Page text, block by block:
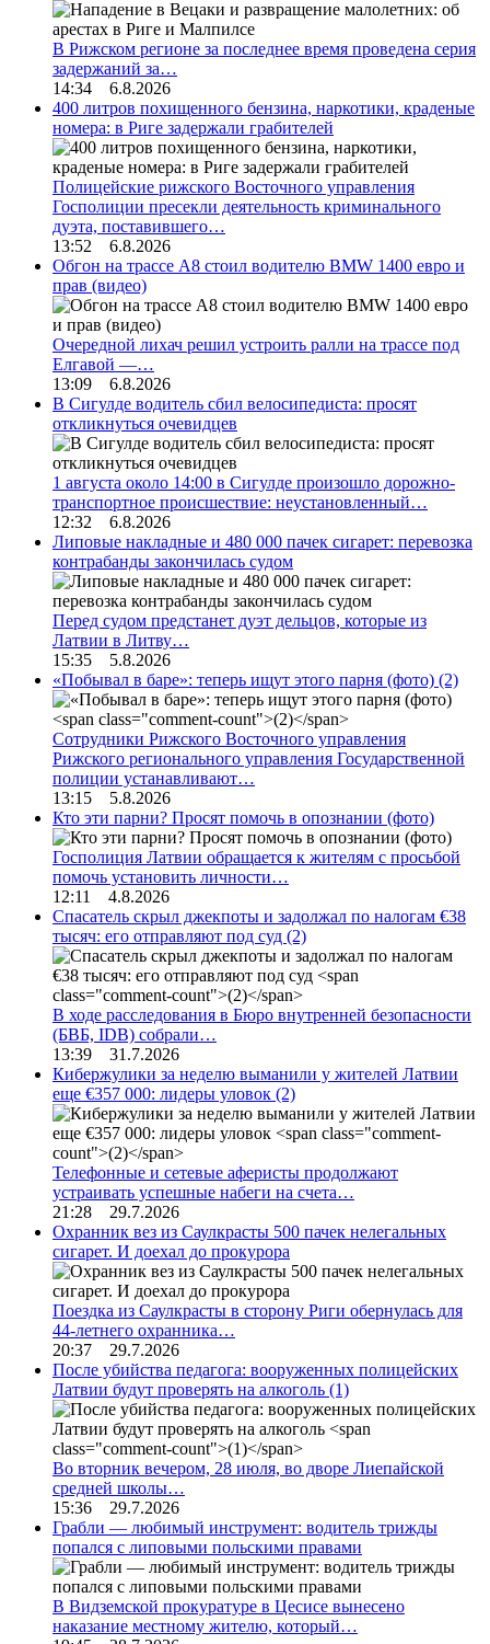
В Рижском регионе за последнее время проведена серия
задержаний за…
14:34 6.8.2026
400 литров похищенного бензина, наркотики, краденые
номера: в Риге задержали грабителей
Полицейские рижского Восточного управления
Госполиции пресекли деятельность криминального
дуэта, поставившего…
13:52 6.8.2026
Обгон на трассе А8 стоил водителю BMW 1400 евро и
прав (видео)
Очередной лихач решил устроить ралли на трассе под
Елгавой —…
13:09 6.8.2026
В Сигулде водитель сбил велосипедиста: просят
откликнуться очевидцев
1 августа около 14:00 в Сигулде произошло дорожно-
транспортное происшествие: неустановленный…
12:32 6.8.2026
Липовые накладные и 480 000 пачек сигарет: перевозка
контрабанды закончилась судом
Перед судом предстанет дуэт дельцов, которые из
Латвии в Литву…
15:35 5.8.2026
«Побывал в баре»: теперь ищут этого парня (фото) (2)
Сотрудники Рижского Восточного управления
Рижского регионального управления Государственной
полиции устанавливают…
13:15 5.8.2026
Кто эти парни? Просят помочь в опознании (фото)
Госполиция Латвии обращается к жителям с просьбой
помочь установить личности…
12:11 4.8.2026
Спасатель скрыл джекпоты и задолжал по налогам €38
тысяч: его отправляют под суд (2)
В ходе расследования в Бюро внутренней безопасности
(БВБ, IDB) собрали…
13:39 31.7.2026
Кибержулики за неделю выманили у жителей Латвии
еще €357 000: лидеры уловок (2)
Телефонные и сетевые аферисты продолжают
устраивать успешные набеги на счета…
21:28 29.7.2026
Охранник вез из Саулкрасты 500 пачек нелегальных
сигарет. И доехал до прокурора
Поездка из Саулкрасты в сторону Риги обернулась для
44-летнего охранника…
20:37 29.7.2026
После убийства педагога: вооруженных полицейских
Латвии будут проверять на алкоголь (1)
Во вторник вечером, 28 июля, во дворе Лиепайской
средней школы…
15:36 29.7.2026
Грабли — любимый инструмент: водитель трижды
попался с липовыми польскими правами
В Видземской прокуратуре в Цесисе вынесено
наказание местному жителю, который…